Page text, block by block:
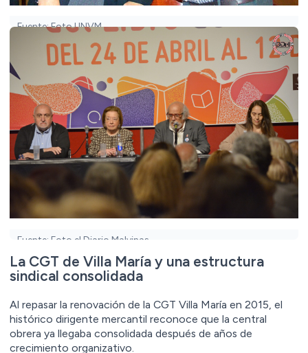
Fuente: Foto UNVM
Fuente: Foto el Diario Malvinas
La CGT de Villa María y una estructura
sindical consolidada
Al repasar la renovación de la CGT Villa María en 2015, el
histórico dirigente mercantil reconoce que la central
obrera ya llegaba consolidada después de años de
crecimiento organizativo.